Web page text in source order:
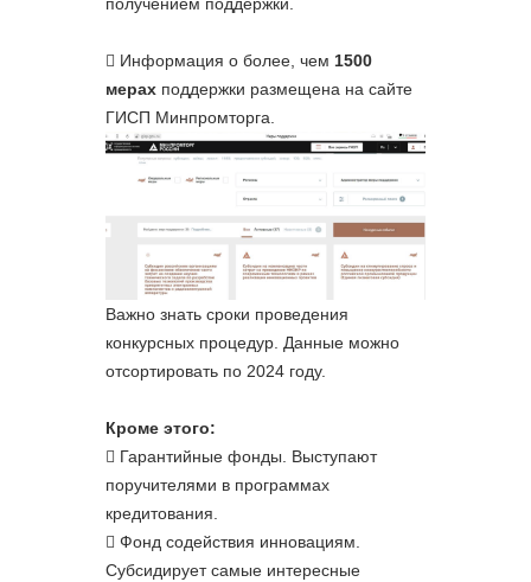
получением поддержки.
Информация о более, чем 1500
мерах поддержки размещена на сайте
ГИСП Минпромторга.
Важно знать сроки проведения
конкурсных процедур. Данные можно
отсортировать по 2024 году.
Кроме этого:
Гарантийные фонды. Выступают
поручителями в программах
кредитования.
Фонд содействия инновациям.
Субсидирует самые интересные